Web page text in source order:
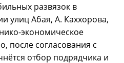
развязок в
улиц Абая, А. Каххорова,
экономическое
после согласования с
отбор подрядчика и